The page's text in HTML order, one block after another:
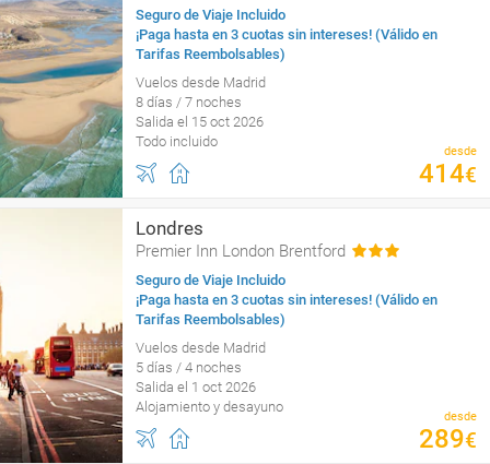
Seguro de Viaje Incluido
¡Paga hasta en 3 cuotas sin intereses! (Válido en
Tarifas Reembolsables)
Vuelos desde Madrid
8 días / 7 noches
Salida el 15 oct 2026
Todo incluido
desde
414€
Londres
Premier Inn London Brentford
Seguro de Viaje Incluido
¡Paga hasta en 3 cuotas sin intereses! (Válido en
Tarifas Reembolsables)
Vuelos desde Madrid
5 días / 4 noches
Salida el 1 oct 2026
Alojamiento y desayuno
desde
289€